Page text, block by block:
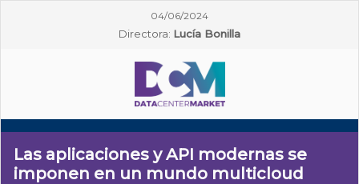
04/06/2024
Directora: Lucía Bonilla
Las aplicaciones y API modernas se
imponen en un mundo multicloud